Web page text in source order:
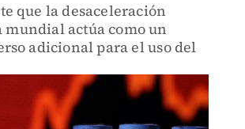
que la desaceleración
mundial actúa como un
adicional para el uso del